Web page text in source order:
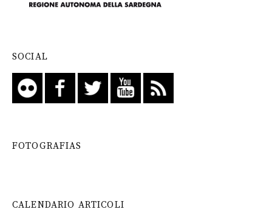
SOCIAL
FOTOGRAFIAS
CALENDARIO ARTICOLI